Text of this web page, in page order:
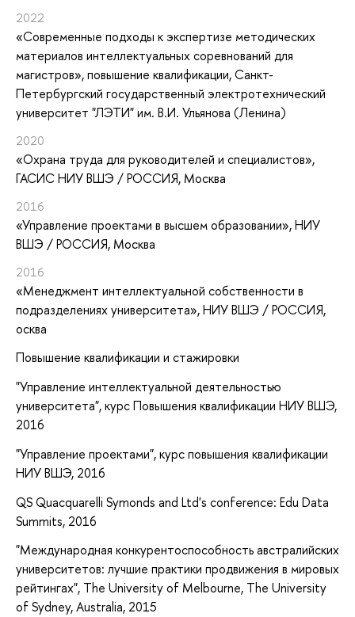
2022
«Современные подходы к экспертизе методических
материалов интеллектуальных соревнований для
магистров», повышение квалификации, Санкт-
Петербургский государственный электротехнический
университет "ЛЭТИ" им. В.И. Ульянова (Ленина)
2020
«Охрана труда для руководителей и специалистов»,
ГАСИС НИУ ВШЭ / РОССИЯ, Москва
2016
«Управление проектами в высшем образовании», НИУ
ВШЭ / РОССИЯ, Москва
2016
«Менеджмент интеллектуальной собственности в
подразделениях университета», НИУ ВШЭ / РОССИЯ,
осква
Повышение квалификации и стажировки
"Управление интеллектуальной деятельностью
университета", курс Повышения квалификации НИУ ВШЭ,
2016
"Управление проектами", курс повышения квалификации
НИУ ВШЭ, 2016
QS Quacquarelli Symonds and Ltd's conference: Edu Data
Summits, 2016
"Международная конкурентоспособность австралийских
университетов: лучшие практики продвижения в мировых
рейтингах", The University of Melbourne, The University
of Sydney, Australia, 2015